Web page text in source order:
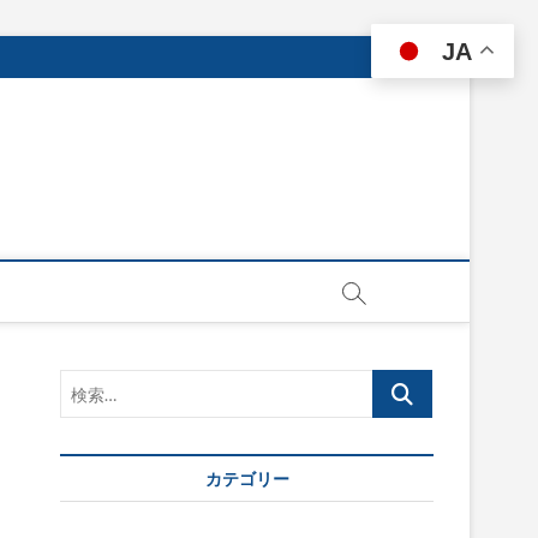
索…
カテゴリー
JA